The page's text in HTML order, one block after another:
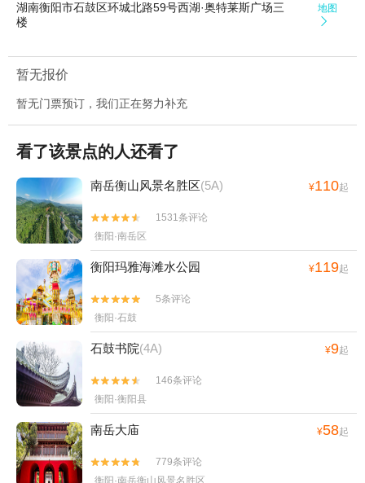
湖南衡阳市石鼓区环城北路59号西湖·奥特莱斯广场三
楼
地图

暂无报价
暂无门票预订，我们正在努力补充
看了该景点的人还看了
南岳衡山风景名胜区(5A) ¥110起


1531条评论
衡阳·南岳区
衡阳玛雅海滩水公园 ¥119起


5条评论
衡阳·石鼓
石鼓书院(4A) ¥9起


146条评论
衡阳·衡阳县
南岳大庙 ¥58起


779条评论